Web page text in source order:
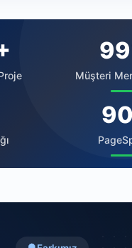
Müşteri